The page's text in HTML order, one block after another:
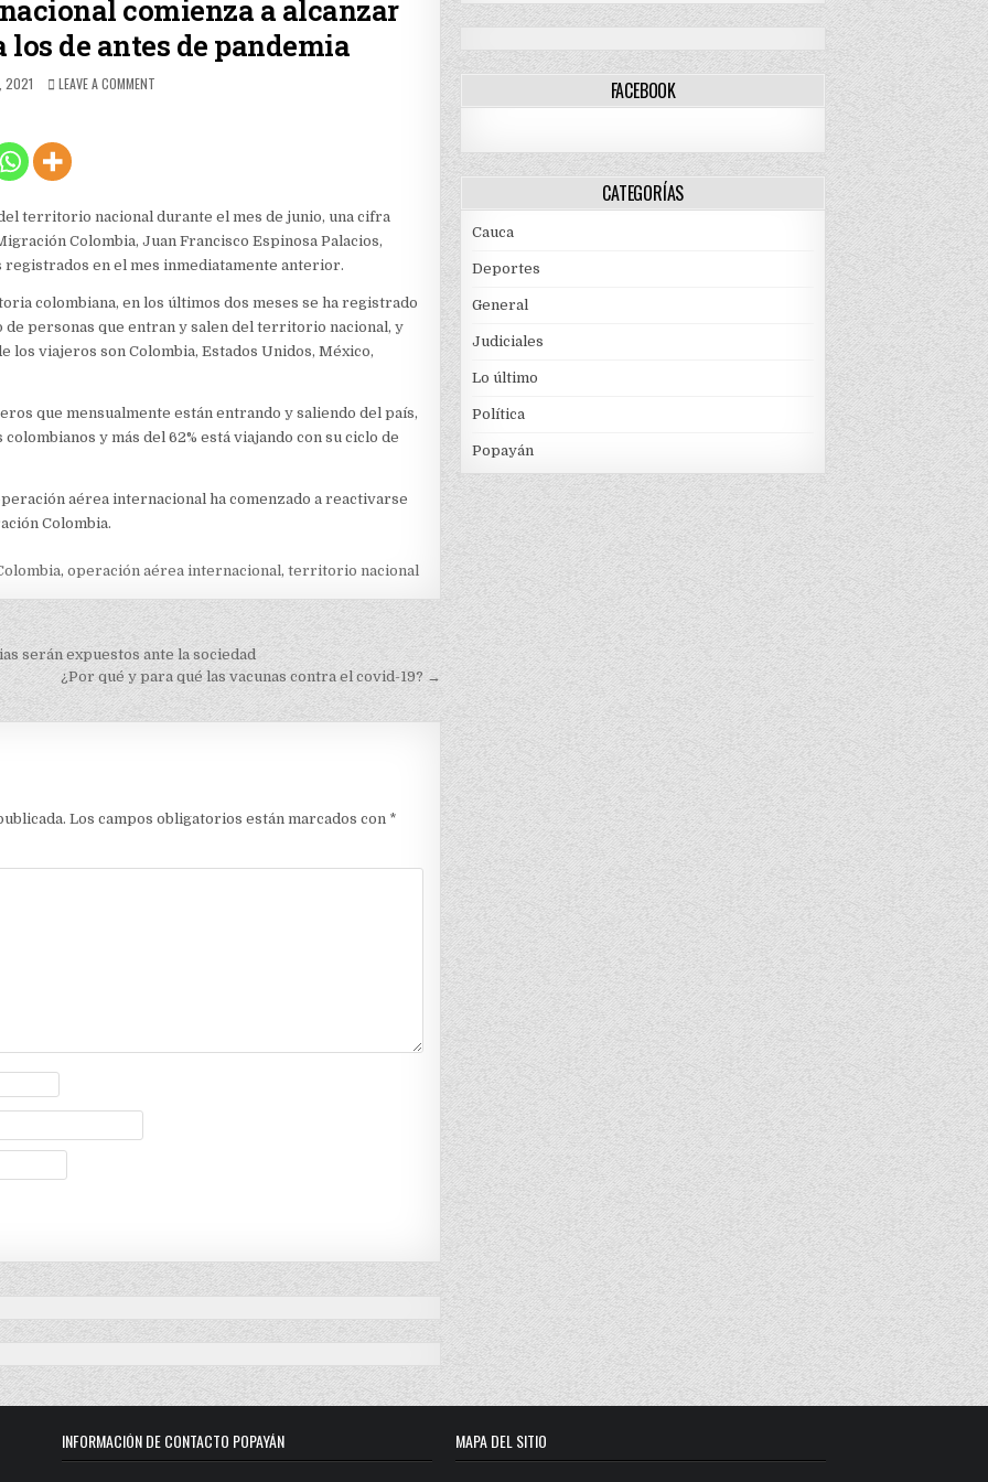
comienza a alcanzar
de antes de pandemia
2021 LEAVE A COMMENT
NIVELES
CERCANOS
A
LOS
ANTES
DE
PANDEMIA
territorio nacional durante el mes de junio, una cifra
Colombia, Juan Francisco Espinosa Palacios,
en el mes inmediatamente anterior.
colombiana, en los últimos dos meses se ha registrado
personas que entran y salen del territorio nacional, y
viajeros son Colombia, Estados Unidos, México,
que mensualmente están entrando y saliendo del país,
y más del 62% está viajando con su ciclo de
aérea internacional ha comenzado a reactivarse
Colombia.
,operación aérea internacional,territorio nacional
serán expuestos ante la sociedad
¿Por qué y para qué las vacunas contra el covid-19? →
Los campos obligatorios están marcados con *
FACEBOOK
CATEGORÍAS
Cauca
Deportes
General
Judiciales
Lo último
Política
Popayán
INFORMACIÓN DE CONTACTO POPAYÁN MAPA DEL SITIO